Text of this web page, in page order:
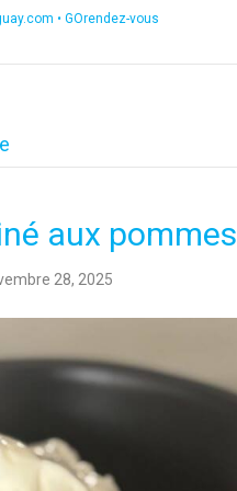
• GOrendez-vous
aux pommes
28, 2025